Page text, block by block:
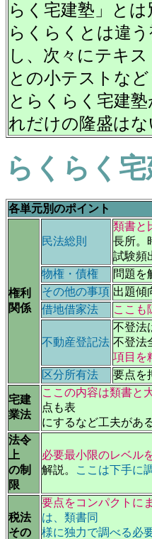
らく宅建塾」と
らくらくとは違
し、次々にテキ
との小テストな
とらくらく宅建
れだけの隆盛はな
らくらく
各単元別のポイント
権利
関係
民法総則
類書と
長所。
試験頻
物権・債権
問題を
その他の事項 出題傾
借地借家法
ここも
不動産登記法
不登法
不登法
項目を
区分所有法
要点を
宅建
業法
ここの内容は類書と
点も表
にするなど工夫があ
法令
上
の制
限
必要最小限のレベル
解説。
ここは下手に
税法
その
要点をコンパクトに
は、類書同
様に独力で調べる必